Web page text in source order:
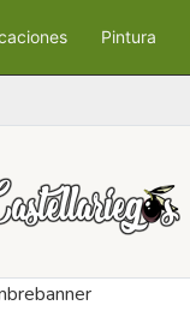
Pintura